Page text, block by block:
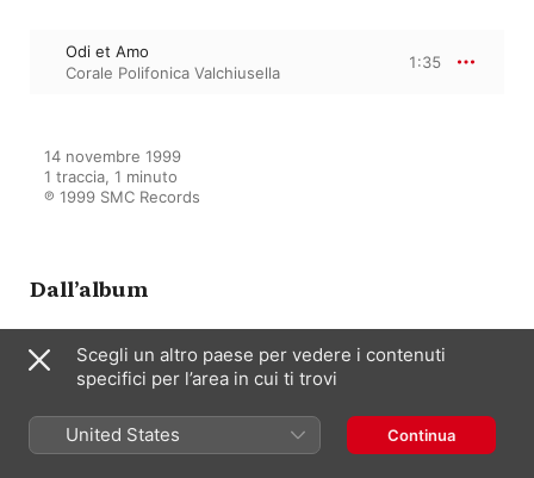
Odi et Amo
Corale Polifonica Valchiusella
1:35
14 novembre 1999
1 traccia, 1 minuto
℗ 1999 SMC Records
Dall’album
Microcosmi
Scegli un altro paese per vedere i contenuti
specifici per l’area in cui ti trovi
United States Continua